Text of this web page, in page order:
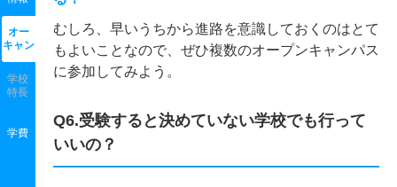
オー
キャン
学校
特長
学費
むしろ、早いうちから進路を意識しておくのはとて
もよいことなので、ぜひ複数のオープンキャンパス
に参加してみよう。
Q6.受験すると決めていない学校でも行って
いいの？